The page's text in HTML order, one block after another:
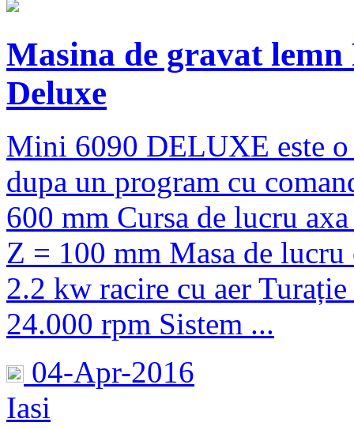
Masina de gravat
Deluxe
Mini 6090 DELUXE este
dupa un program cu
600 mm Cursa de lucru
Z = 100 mm Masa de
2.2 kw racire cu aer
24.000 rpm Sistem ...
04-Apr-2016
Iasi